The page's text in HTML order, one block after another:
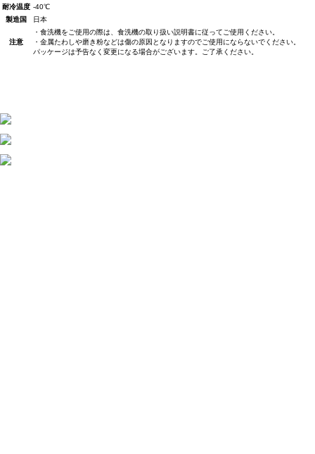
耐冷温度 -40℃
製造国
日本
注意
・食洗機をご使用の際は、食洗機の取り扱い説明書に従ってご使用ください。
・金属たわしや磨き粉などは傷の原因となりますのでご使用にならないでください。
パッケージは予告なく変更になる場合がございます。ご了承ください。